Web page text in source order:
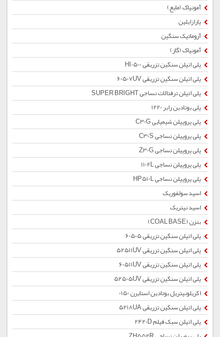
آمونیاک (مایع)
پارازایلین
آروماتیک سنگین
آمونیاک (گاز)
پلی اتیلن سنگین تزریقی HI0500
پلی اتیلن سنگین تزریقی 60507UV
پلی اتیلن ترفتالات نساجی SUPER BRIGHT
پلی بوتادین رابر 1220
پلی پروپیلن شیمیایی C30G
پلی پروپیلن نساجی C30S
پلی پروپیلن نساجی Z30G
پلی پروپیلن نساجی 1102L
پلی پروپیلن نساجی HP510L
اسید سولفوریک
اسید نیتریک
بنزن (COAL BASE)
پلی اتیلن سنگین تزریقی 60505
پلی اتیلن سنگین تزریقی 52511UV
پلی اتیلن سنگین تزریقی 60511UV
پلی اتیلن سنگین تزریقی 52505UV
اکریلونیتریل بوتادین استایرن 0150
پلی اتیلن سنگین تزریقی 5218UA
پلی اتیلن سبک فیلم 2420D